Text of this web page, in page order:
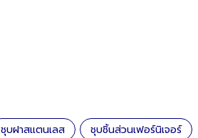
ชุบฝาสแตนเลส ชุบชิ้นส่วนเฟอร์นิเจอร์